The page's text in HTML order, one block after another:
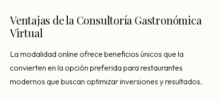
Ventajas de la Consultoría Gastronómica
Virtual
La modalidad online ofrece beneficios únicos que la
convierten en la opción preferida para restaurantes
modernos que buscan optimizar inversiones y resultados.